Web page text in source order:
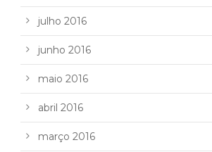
julho 2016
junho 2016
maio 2016
abril 2016
março 2016